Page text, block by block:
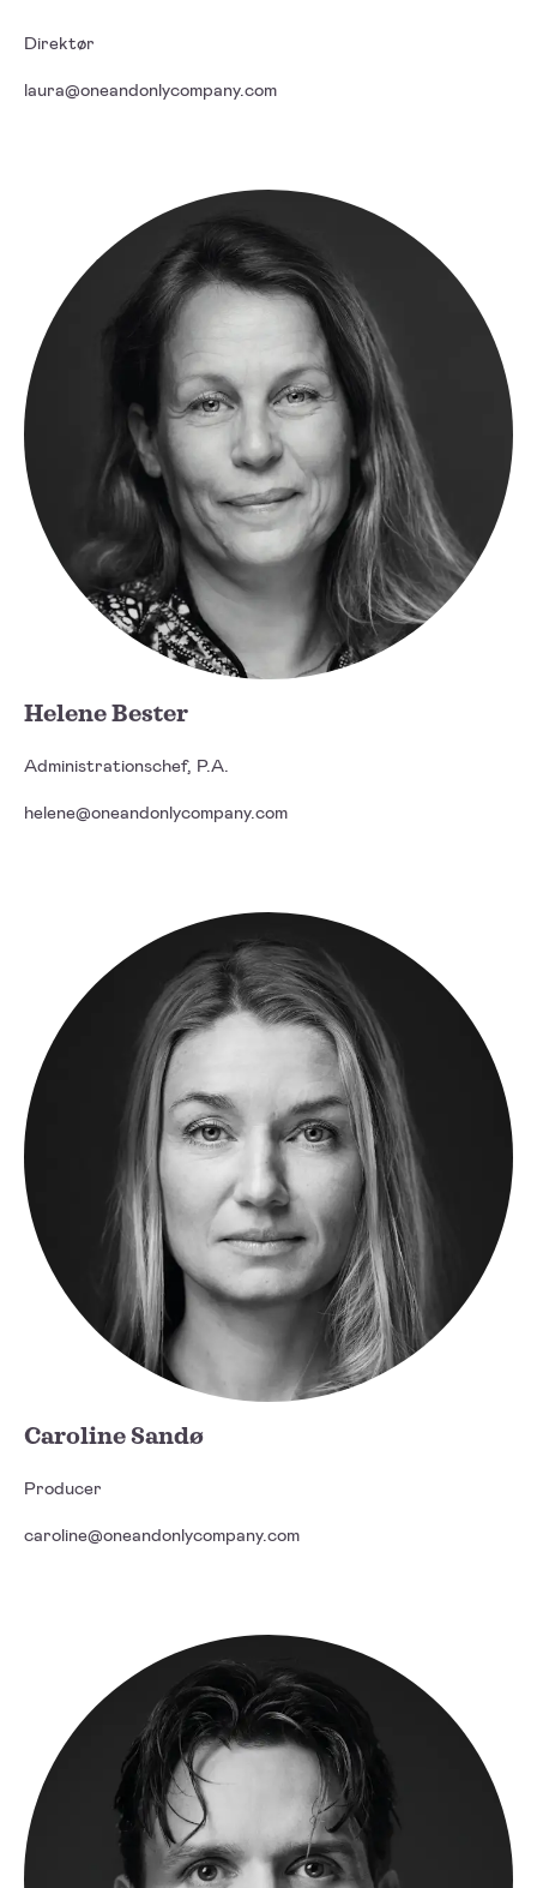
Direktør
laura@oneandonlycompany.com
Helene Bester
Administrationschef, P.A.
helene@oneandonlycompany.com
Caroline Sandø
Producer
caroline@oneandonlycompany.com